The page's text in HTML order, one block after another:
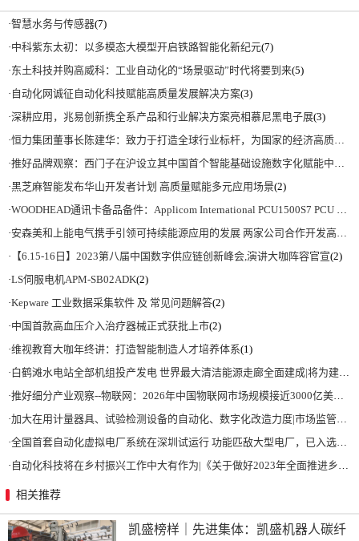
·智慧水务与传感器(7)
·中科紫东太初：以多模态大模型开启铁路智能化新纪元(7)
·东土科技并购高威科：工业自动化的“场景驱动”时代将要到来(5)
· 自动化网诚征自动化科技赋能高质量发展解决方案(3)
·深耕应用，兆易创新携全系产品和行业解决方案亮相慕尼黑电子展(3)
·恒力集团董事长陈建华：致力于打造全球行业标杆，为国家的经济高质量发展贡献更大力量|上海电气集团党委书记、董事长吴磊来访
·推好品牌观察：西门子在沪设立其中国首个智能基础设施数字化赋能中心
·黑芝麻智能发布华山开发者计划 高质量赋能多元应用场景(2)
·WOODHEAD通讯卡备品备件：Applicom International PCU1500S7 PCU 1500 S7 V4.5.0
·安森美和上能电气携手引领可持续能源应用的发展 两家公司合作开发高性能储能和太阳能组串式逆变器方案 以实现可持续的未来
· 【6.15-16日】2023第八届中国数字供应链创新峰会,演讲大咖阵容官宣(2)
·LS伺服电机APM-SB02ADK(2)
·Kepware 工业数据采集软件 及 常见问题解答(2)
·中国首款高血压介入治疗器械正式获批上市(2)
·维视教育大咖年终讲：打造智能制造人才培养体系(1)
·白鹤滩水电站全部机组投产发电 世界最大清洁能源走廊全面建成|将为建设新型能源体系、保障国家能源安全、实现“双碳”目标提供有力支撑
·推好细分产业观察--物联网：2026年中国物联网市场规模接近3000亿美元 智慧工厂、智慧城市、智慧电网等将占60%以上
·加大在用计量器具、试验检测设备的自动化、数字化改造力度|市场监管总局 工业和信息化部 关于促进企业计量能力提升的指导意见
·全国首套自动化虚拟电厂系统在深圳试运行 功能匹敌大型电厂，已入选国际典型案例
· 自动化科技将在乡村振兴工作中大有作为|《关于做好2023年全面推进乡村振兴重点工作的意见》发布
相关推荐
凯盛榜样｜先进集体：凯盛机器人碳纤